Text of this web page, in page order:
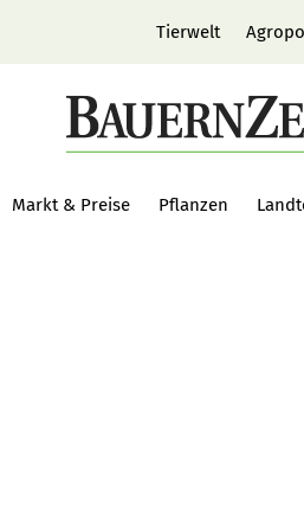
Tierwelt
Markt & Preise Pflanzen